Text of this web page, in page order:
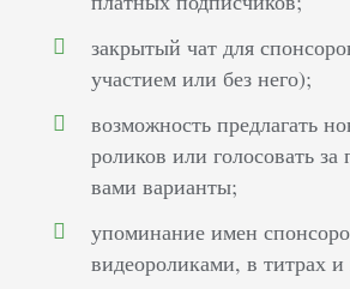
закрытый чат для
участием или без него);
возможность предлагать
роликов или голосовать
вами варианты;
упоминание имен
видеороликами, в титрах и